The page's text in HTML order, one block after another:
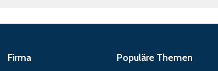
Firma Populäre Themen